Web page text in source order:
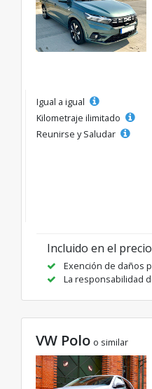
Igual a igual
Kilometraje ilimitado
Reunirse y Saludar
Incluido en el
Exención de daños
La responsabilidad
VW Polo o similar